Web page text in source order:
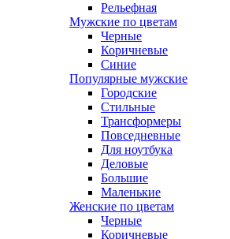
Рельефная
Мужские по цветам
Черные
Коричневые
Синие
Популярные мужские
Городские
Стильные
Трансформеры
Повседневные
Для ноутбука
Деловые
Большие
Маленькие
Женские по цветам
Черные
Коричневые